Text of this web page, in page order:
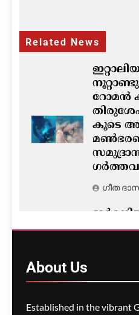
Related News
റോമൻ
കൂടെ
ഗീത
ഗീത
About Us
Established in the vibrant